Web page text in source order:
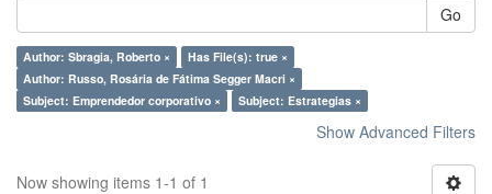
Go
Author: Sbragia, Roberto ×
Has File(s): true ×
Author: Russo, Rosária de Fátima Segger Macri ×
Subject: Emprendedor corporativo ×
Subject: Estrategias ×
Show Advanced Filters
Now showing items 1-1 of 1